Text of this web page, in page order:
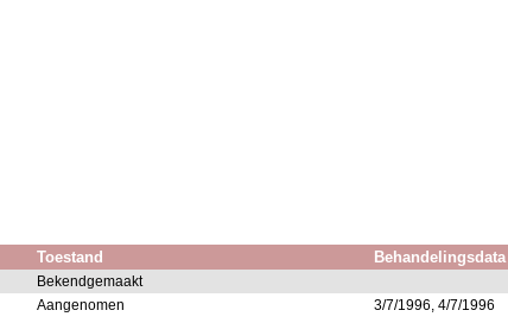
Toestand Behandelingsdata
Bekendgemaakt
Aangenomen 3/7/1996, 4/7/1996